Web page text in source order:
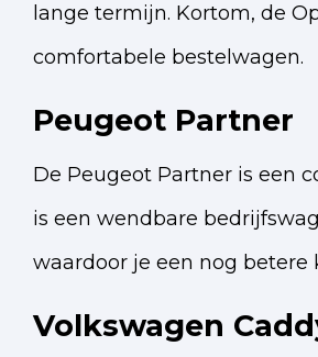
lange termijn. Kortom, de
comfortabele bestelwagen.
Peugeot Partner
De Peugeot Partner is een
is een wendbare
waardoor je een nog betere
Volkswagen